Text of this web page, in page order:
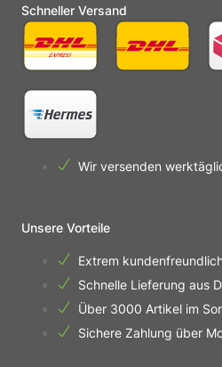
Schneller Versand
Wir versenden
Unsere Vorteile
Extrem
Schnelle Lieferung aus
Über 3000 Artikel im
Sichere Zahlung über